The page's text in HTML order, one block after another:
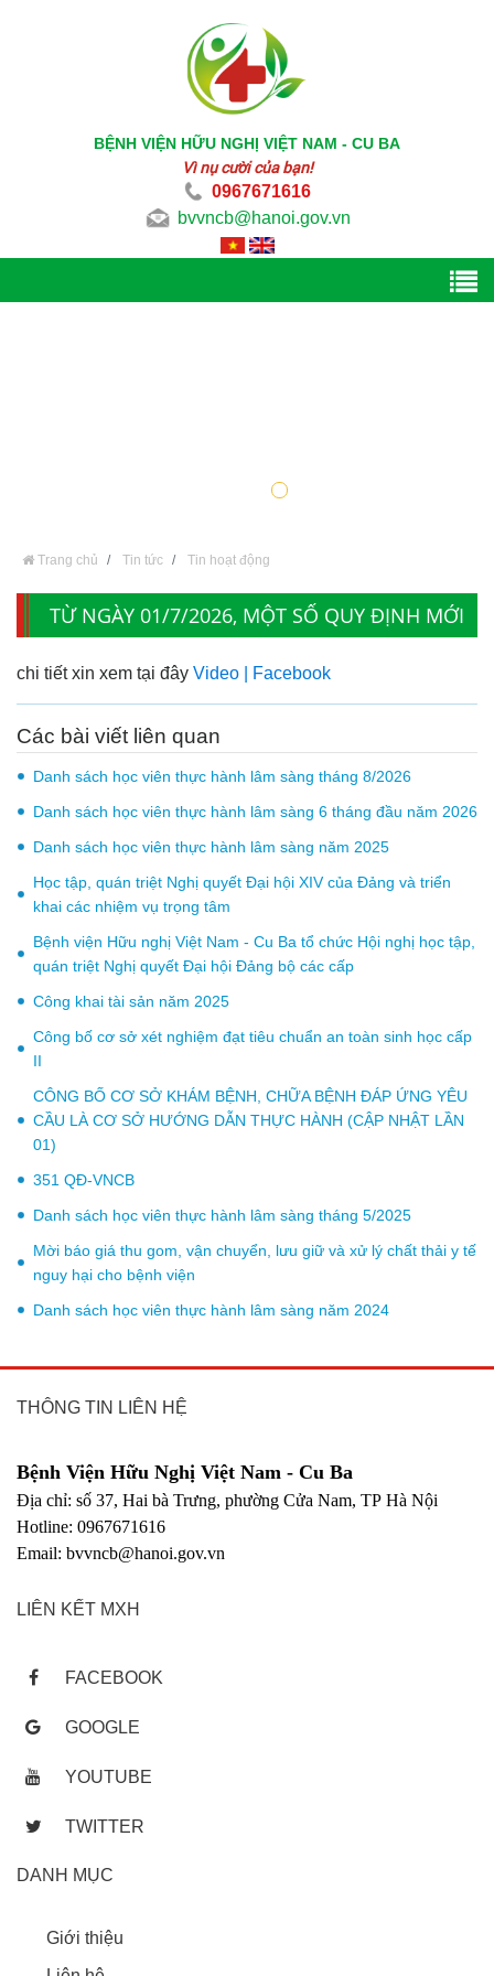
BỆNH VIỆN HỮU NGHỊ VIỆT NAM - CU BA
Vì nụ cười của bạn!
0967671616
bvvncb@hanoi.gov.vn
Trang chủ Tin tức Tin hoạt động
TỪ NGÀY 01/7/2026, MỘT SỐ QUY ĐỊNH MỚI
LIÊN QUAN ĐẾN CHÍNH SÁCH BHYT
chi tiết xin xem tại đây Video | Facebook
Các bài viết liên quan
Danh sách học viên thực hành lâm sàng tháng 8/2026
Danh sách học viên thực hành lâm sàng 6 tháng đầu năm 2026
Danh sách học viên thực hành lâm sàng năm 2025
Học tập, quán triệt Nghị quyết Đại hội XIV của Đảng và triển
khai các nhiệm vụ trọng tâm
Bệnh viện Hữu nghị Việt Nam - Cu Ba tổ chức Hội nghị học tập,
quán triệt Nghị quyết Đại hội Đảng bộ các cấp
Công khai tài sản năm 2025
Công bố cơ sở xét nghiệm đạt tiêu chuẩn an toàn sinh học cấp
II
CÔNG BỐ CƠ SỞ KHÁM BỆNH, CHỮA BỆNH ĐÁP ỨNG YÊU
CẦU LÀ CƠ SỞ HƯỚNG DẪN THỰC HÀNH (CẬP NHẬT LẦN
01)
351 QĐ-VNCB
Danh sách học viên thực hành lâm sàng tháng 5/2025
Mời báo giá thu gom, vận chuyển, lưu giữ và xử lý chất thải y tế
nguy hại cho bệnh viện
Danh sách học viên thực hành lâm sàng năm 2024
THÔNG TIN LIÊN HỆ
Bệnh Viện Hữu Nghị Việt Nam - Cu Ba
Địa chỉ: số 37, Hai bà Trưng, phường Cửa Nam, TP Hà Nội
Hotline: 0967671616
Email: bvvncb@hanoi.gov.vn
LIÊN KẾT MXH
FACEBOOK
GOOGLE
YOUTUBE
TWITTER
DANH MỤC
Giới thiệu